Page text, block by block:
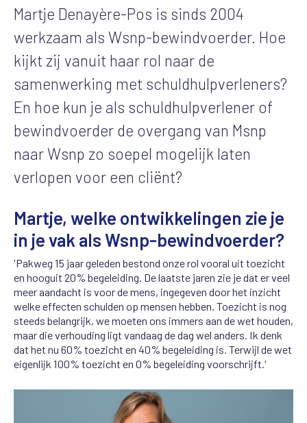
Martje Denayère-Pos is sinds 2004
werkzaam als Wsnp-bewindvoerder. Hoe
kijkt zij vanuit haar rol naar de
samenwerking met schuldhulpverleners?
En hoe kun je als schuldhulpverlener of
bewindvoerder de overgang van Msnp
naar Wsnp zo soepel mogelijk laten
verlopen voor een cliënt?
Martje, welke ontwikkelingen zie je
in je vak als Wsnp-bewindvoerder?
'Pakweg 15 jaar geleden bestond onze rol vooral uit toezicht
en hooguit 20% begeleiding. De laatste jaren zie je dat er veel
meer aandacht is voor de mens, ingegeven door het inzicht
welke effecten schulden op mensen hebben. Toezicht is nog
steeds belangrijk, we moeten ons immers aan de wet houden,
maar die verhouding ligt vandaag de dag wel anders. Ik denk
dat het nu 60% toezicht en 40% begeleiding is. Terwijl de wet
eigenlijk 100% toezicht en 0% begeleiding voorschrijft.'